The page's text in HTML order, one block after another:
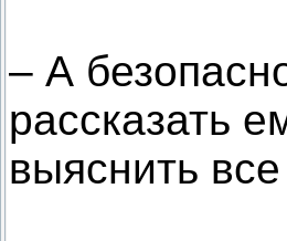
– А
рассказать
выяснить